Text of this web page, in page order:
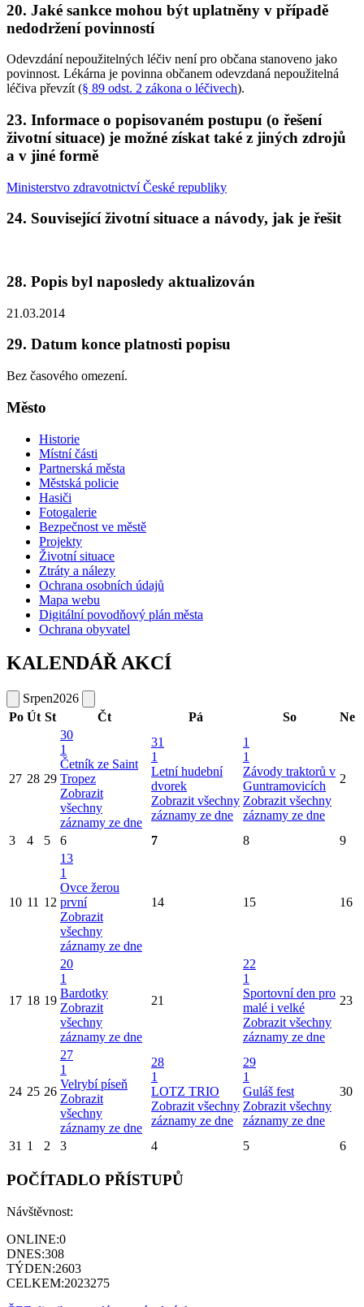
20. Jaké sankce mohou být uplatněny v případě
nedodržení povinností
Odevzdání nepoužitelných léčiv není pro občana stanoveno jako
povinnost. Lékárna je povinna občanem odevzdaná nepoužitelná
léčiva převzít (§ 89 odst. 2 zákona o léčivech).
23. Informace o popisovaném postupu (o řešení
životní situace) je možné získat také z jiných zdrojů
a v jiné formě
Ministerstvo zdravotnictví České republiky
24. Související životní situace a návody, jak je řešit
28. Popis byl naposledy aktualizován
21.03.2014
29. Datum konce platnosti popisu
Bez časového omezení.
Město
Historie
Místní části
Partnerská města
Městská policie
Hasiči
Fotogalerie
Bezpečnost ve městě
Projekty
Životní situace
Ztráty a nálezy
Ochrana osobních údajů
Mapa webu
Digitální povodňový plán města
Ochrana obyvatel
KALENDÁŘ AKCÍ
Srpen2026
Po Út St Čt Pá So Ne
27 28 29
30
1
Četník ze Saint
Tropez
Zobrazit
všechny
záznamy ze dne
31
1
Letní hudební
dvorek
Zobrazit všechny
záznamy ze dne
1
1
Závody traktorů v
Guntramovicích
Zobrazit všechny
záznamy ze dne
2
3 4 5 6 7 8 9
10 11 12
13
1
Ovce žerou
první
Zobrazit
všechny
záznamy ze dne
14 15 16
17 18 19
20
1
Bardotky
Zobrazit
všechny
záznamy ze dne
21
22
1
Sportovní den pro
malé i velké
Zobrazit všechny
záznamy ze dne
23
24 25 26
27
1
Velrybí píseň
Zobrazit
všechny
záznamy ze dne
28
1
LOTZ TRIO
Zobrazit všechny
záznamy ze dne
29
1
Guláš fest
Zobrazit všechny
záznamy ze dne
30
31 1 2 3 4 5 6
POČÍTADLO PŘÍSTUPŮ
Návštěvnost:
ONLINE:0
DNES:308
TÝDEN:2603
CELKEM:2023275